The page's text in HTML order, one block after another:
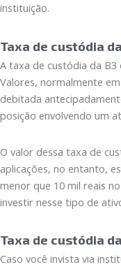
instituição.
Taxa de custódia
A taxa de custódia da
Valores, normalmente
debitada
posição envolvendo um
O valor dessa taxa de
aplicações, no entanto,
menor que 10 mil reais
investir nesse tipo de
Taxa de custódia
Caso você invista via